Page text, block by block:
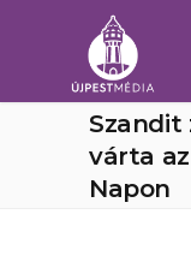
Szandit
várta
Napon